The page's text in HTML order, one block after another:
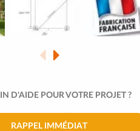
D'AIDE POUR VOTRE PROJET ?
RAPPEL IMMÉDIAT